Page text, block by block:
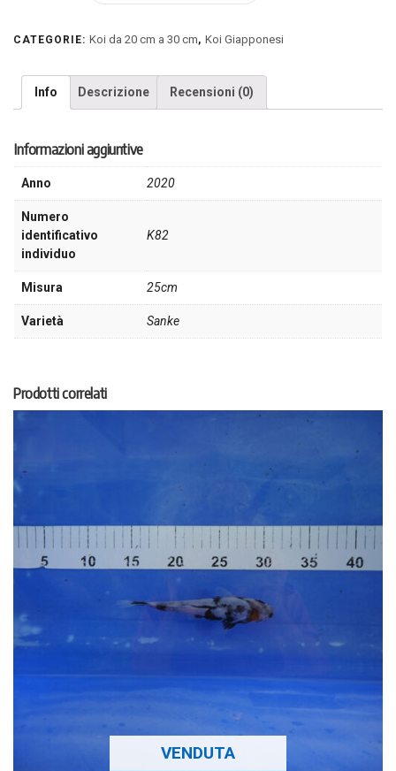
Taisho-
quantità
CATEGORIE: Koi da 20 cm a 30 cm, Koi Giapponesi
Info Descrizione Recensioni (0)
Informazioni aggiuntive
Anno 2020
Numero
identificativo
individuo
K82
Misura 25cm
Varietà Sanke
Prodotti correlati
VENDUTA